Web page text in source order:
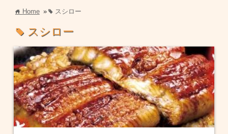
home Home » tag スシロー
tag スシロー